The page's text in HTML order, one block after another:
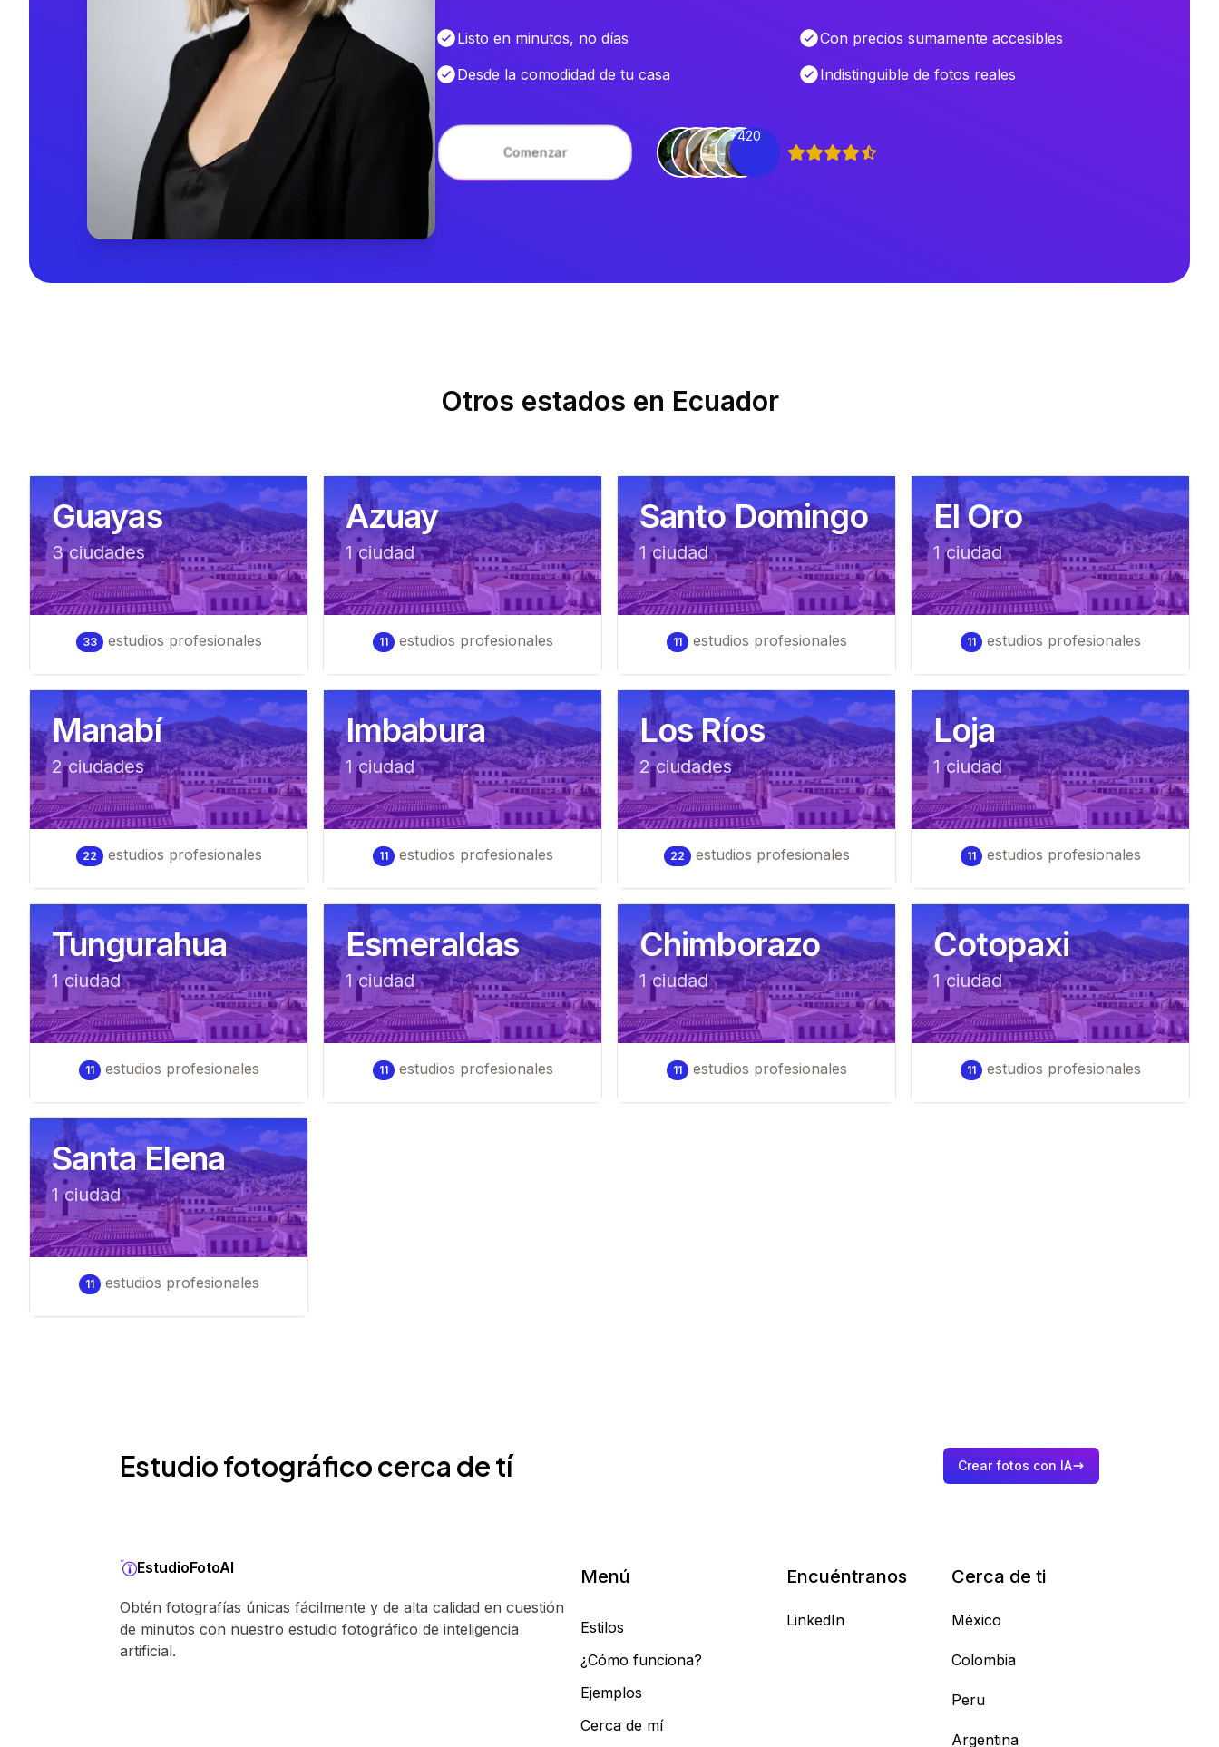
Listo en minutos, no días
Con precios sumamente accesibles
Desde la comodidad de tu casa
Indistinguible de fotos reales
Comenzar
+420
Otros estados en Ecuador
Guayas
3ciudades
33 estudios profesionales
Azuay
1 ciudad
11 estudios profesionales
Santo Domingo
1 ciudad
11 estudios profesionales
El Oro
1 ciudad
11 estudios profesionales
Manabí
2ciudades
22 estudios profesionales
Imbabura
1 ciudad
11 estudios profesionales
Los Ríos
2ciudades
22 estudios profesionales
Loja
1 ciudad
11 estudios profesionales
Tungurahua
1 ciudad
11 estudios profesionales
Esmeraldas
1 ciudad
11 estudios profesionales
Chimborazo
1 ciudad
11 estudios profesionales
Cotopaxi
1 ciudad
11 estudios profesionales
Santa Elena
1 ciudad
11 estudios profesionales
Estudio fotográfico cerca de tí Crear fotos con IA
EstudioFotoAI
Obtén fotografías únicas fácilmente y de alta calidad en cuestión
de minutos con nuestro estudio fotográfico de inteligencia
artificial.
Menú
Estilos
¿Cómo funciona?
Ejemplos
Cerca de mí
Encuéntranos
LinkedIn
Cerca de ti
México
Colombia
Peru
Argentina